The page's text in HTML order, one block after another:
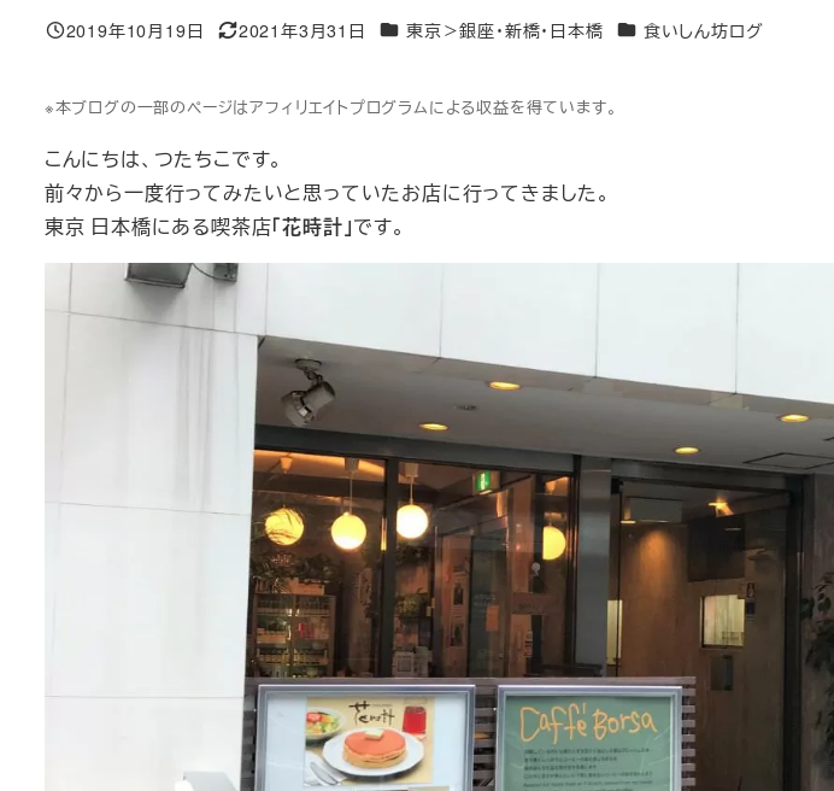
投稿日
2019年10月19日
更新日
2021年3月31日 カテゴリー
東京＞銀座・新橋・日本橋 カテゴリー
食いしん坊ログ
※本ブログの一部のページはアフィリエイトプログラムによる収益を得ています。
こんにちは、つたちこです。
前々から一度行ってみたいと思っていたお店に行ってきました。
東京 日本橋にある喫茶店「花時計」です。